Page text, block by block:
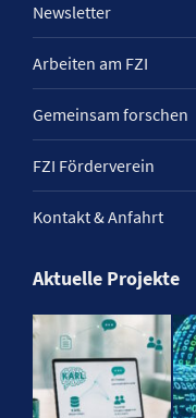
Newsletter
Arbeiten am FZI
Gemeinsam forschen
FZI Förderverein
Kontakt & Anfahrt
Aktuelle Projekte